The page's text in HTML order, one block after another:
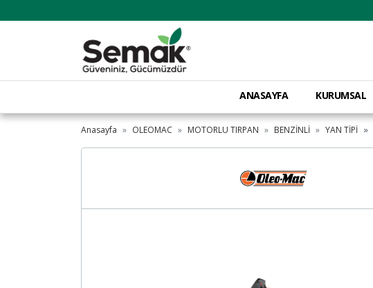
ANASAYFA KURUMSAL
Anasayfa OLEOMAC MOTORLU TIRPAN BENZİNLİ YAN TİPİ